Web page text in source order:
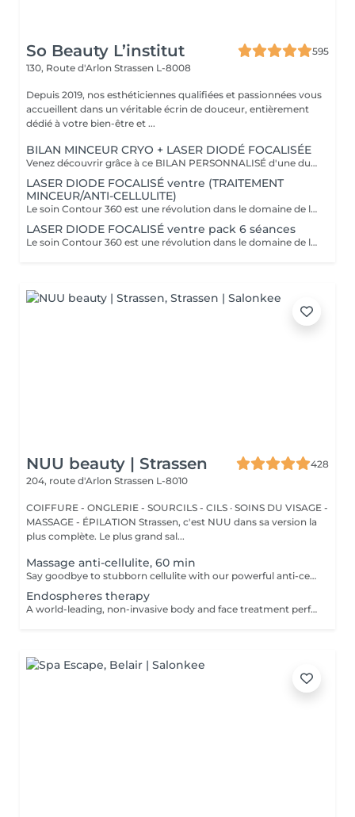
So Beauty L’institut
595
130, Route d'Arlon Strassen L-8008
Depuis 2019, nos esthéticiennes qualifiées et passionnées vous
accueillent dans un véritable écrin de douceur, entièrement
dédié à votre bien-être et ...
BILAN MINCEUR CRYO + LASER DIODÉ FOCALISÉE
Venez découvrir grâce à ce BILAN PERSONNALISÉ d'une durée de 1h la formule la plus adapté pour vous afin d'atteindre vos objectifs ! Le soin Contour 360 est une révolution dans le domaine de l'esthétique corporelle. Si vous cherchez à affiner votre silhouette sans recourir à des interventions chirurgicales invasives, ce traitement est idéal ! Pourquoi opter pour le soin Contour 360 ? La technologie Contour 360 est adaptée à tous les types de peau et à diverses zones du corps. Que ce soit pour le ventre, les poignées d'amour, les cuisses ou les bras. Ce dispositif de body contouring combine trois traitements en un : la cryolipolyse augmentée, le laser diode focalisé et le palper-rouler mécanique. La cryolipolyse détruit les cellules adipeuses grâce à un froid intense, tandis que le laser diode stimule la production de collagène et l'élimination des triglycérides. Le palper-rouler mécanique améliore la circulation sanguine et lymphatique, combattant ainsi la rétention d'eau et la cellulite. Cette synergie permet des résultats visibles dès la première séance.
LASER DIODE FOCALISÉ ventre (TRAITEMENT
MINCEUR/ANTI-CELLULITE)
Le soin Contour 360 est une révolution dans le domaine de l'esthétique corporelle. Si vous cherchez à affiner votre silhouette sans recourir à des interventions chirurgicales invasives, ce traitement est idéal! Contour 360 ne se contente pas de réduire les graisses, elle améliore également la fermeté et la texture de la peau. Grâce à l'association du laser diode focalisé et du palper-rouler mécanique, la technologie stimule la production naturelle de collagène et d'élastine, deux composants essentiels pour une peau ferme et élastique. Le laser chauffe doucement les tissus, favorisant ainsi l'élimination des graisses et la tonicité de la peau. Le palper-rouler, quant à lui, reproduit un massage efficace, réduisant la cellulite et améliorant l'aspect général de la peau pour une silhouette redessinée et harmonieuse.
LASER DIODE FOCALISÉ ventre pack 6 séances
Le soin Contour 360 est une révolution dans le domaine de l'esthétique corporelle. Si vous cherchez à affiner votre silhouette sans recourir à des interventions chirurgicales invasives, ce traitement est idéal! Contour 360 ne se contente pas de réduire les graisses, elle améliore également la fermeté et la texture de la peau. Grâce à l'association du laser diode focalisé et du palper-rouler mécanique, la technologie stimule la production naturelle de collagène et d'élastine, deux composants essentiels pour une peau ferme et élastique. Le laser chauffe doucement les tissus, favorisant ainsi l'élimination des graisses et la tonicité de la peau. Le palper-rouler, quant à lui, reproduit un massage efficace, réduisant la cellulite et améliorant l'aspect général de la peau pour une silhouette redessinée et harmonieuse.
NUU beauty | Strassen
428
204, route d'Arlon Strassen L-8010
COIFFURE - ONGLERIE - SOURCILS - CILS · SOINS DU VISAGE -
MASSAGE - ÉPILATION Strassen, c'est NUU dans sa version la
plus complète. Le plus grand sal...
Massage anti-cellulite, 60 min
Say goodbye to stubborn cellulite with our powerful anti-cellulite massage! This intensive treatment uses firm, targeted techniques to stimulate circulation, break down fat deposits, and smooth the skin's texture. By enhancing lymphatic flow and increasing metabolism, it visibly reduces the appearance of dimples and improves overall skin tone. Ideal as part of a body contouring plan. Age restrictions: recommended to do from 16 years. Post procedure recommendations: do not do sport and any sharp movements for 2-3 hours after the procedure. Frequency: 2-3 times per week, 10 times in total. Repeat once in 3-6 months.
Endospheres therapy
A world-leading, non-invasive body and face treatment performed using the original 3rd-generation Endospheres® technology one of the most advanced solutions on the market for sculpting, drainage, and skin firming. This Italian medical technology combines microvibration, deep lymphatic drainage, and muscle stimulation to deliver visible results from the very first session. Why Endospheres® at NUU: Original 3rd-generation Endospheres® device · Authentic Italian technology · Instant lightness, firmness, and contouring · Safe, natural, and highly effective · No downtime Key benefits: Reduces cellulite and water retention Improves blood and lymphatic circulation Firms and tightens the skin Relieves muscle tension and heaviness Stimulates collagen and natural glow A.F.T. (Abdominal Fat Treatment) Advanced thermal and vacuum technology designed to activate fat metabolism, enhance lymphatic drainage, and sculpt the abdominal area safely and comfortably. Recommended from: 18+ Post-care: No downtime Frequency: Course recommended for optimal results Results are visible and progressive with regular sessions.